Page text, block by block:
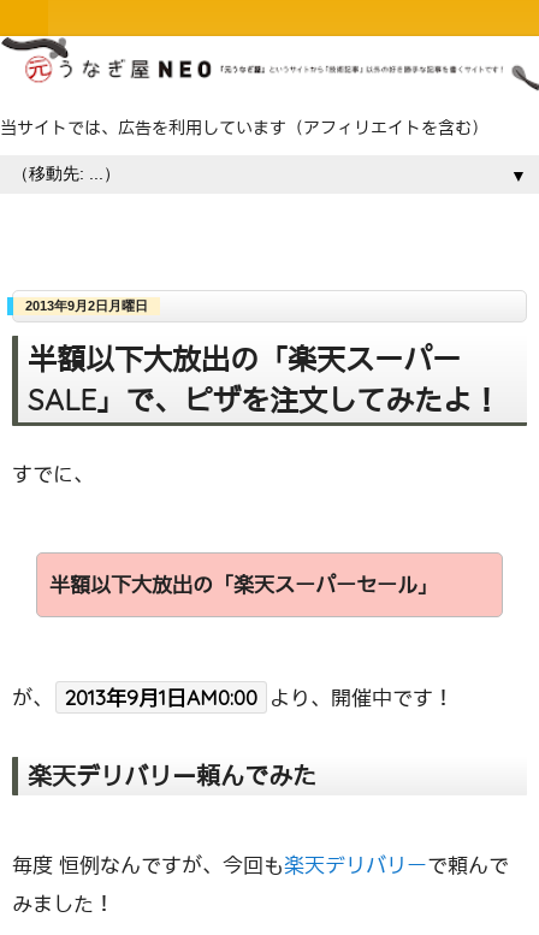
当サイトでは、広告を利用しています（アフィリエイトを含む）
▼
2013年9月2日月曜日
半額以下大放出の「楽天スーパー
SALE」で、ピザを注文してみたよ！
すでに、
半額以下大放出の「楽天スーパーセール」
が、 2013年9月1日AM0:00 より、開催中です！
楽天デリバリー頼んでみた
毎度 恒例なんですが、今回も楽天デリバリーで頼んで
みました！